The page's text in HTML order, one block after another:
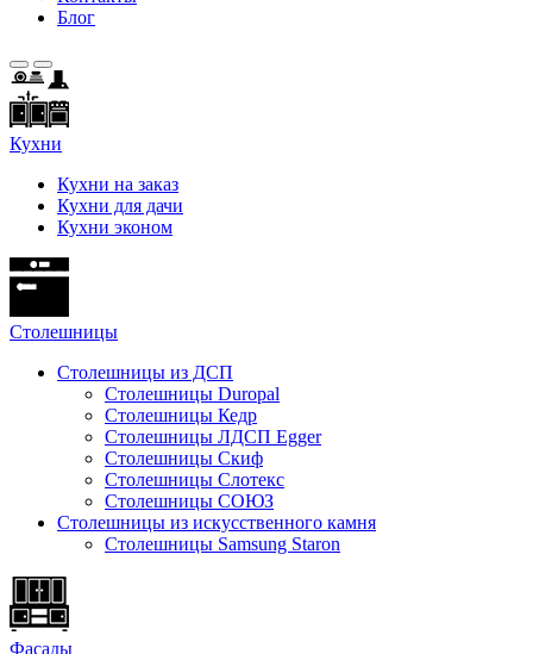
Блог
Кухни
Кухни на заказ
Кухни для дачи
Кухни эконом
Cтолешницы
Столешницы из ДСП
Столешницы Duropal
Столешницы Кедр
Столешницы ЛДСП Egger
Столешницы Скиф
Столешницы Слотекс
Столешницы СОЮЗ
Столешницы из искусственного камня
Столешницы Samsung Staron
Фасады